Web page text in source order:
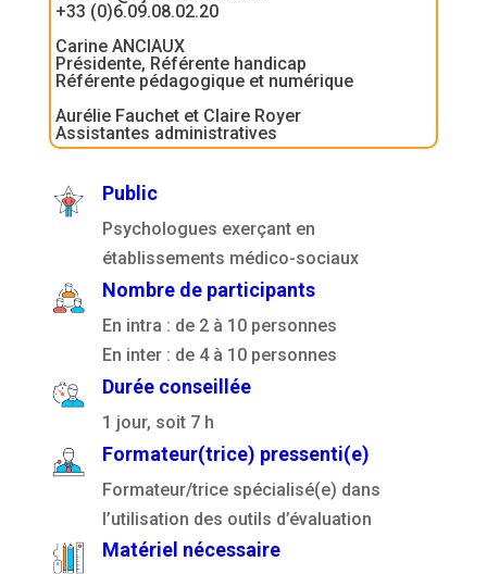
+33 (0)6.09.08.02.20
Carine ANCIAUX
Présidente, Référente handicap
Référente pédagogique et numérique
Aurélie Fauchet et Claire Royer
Assistantes administratives
Public
Psychologues exerçant en
établissements médico-sociaux
Nombre de participants
En intra : de 2 à 10 personnes
En inter : de 4 à 10 personnes
Durée conseillée
1 jour, soit 7 h
Formateur(trice) pressenti(e)
Formateur/trice spécialisé(e) dans
l’utilisation des outils d’évaluation
Matériel nécessaire